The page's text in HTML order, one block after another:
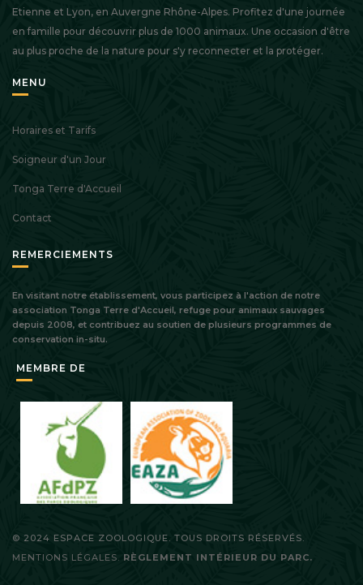
Etienne et Lyon, en Auvergne Rhône-Alpes. Profitez d'une journée
en famille pour découvrir plus de 1000 animaux. Une occasion d'être
au plus proche de la nature pour s'y reconnecter et la protéger.
MENU
Horaires et Tarifs
Soigneur d'un Jour
Tonga Terre d'Accueil
Contact
REMERCIEMENTS
En visitant notre établissement, vous participez à l'action de notre
association Tonga Terre d'Accueil, refuge pour animaux sauvages
depuis 2008, et contribuez au soutien de plusieurs programmes de
conservation in-situ.
MEMBRE DE
© 2024 ESPACE ZOOLOGIQUE. TOUS DROITS RÉSERVÉS.
MENTIONS LÉGALES. RÈGLEMENT INTÉRIEUR DU PARC.